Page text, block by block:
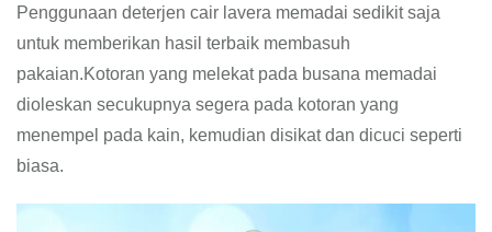
Penggunaan deterjen cair lavera memadai sedikit saja
untuk memberikan hasil terbaik membasuh
pakaian.Kotoran yang melekat pada busana memadai
dioleskan secukupnya segera pada kotoran yang
menempel pada kain, kemudian disikat dan dicuci seperti
biasa.